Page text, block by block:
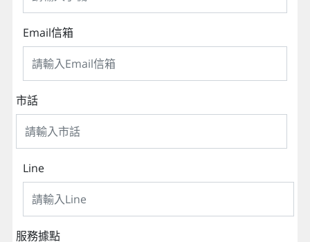
Email信箱
市話
Line
服務據點